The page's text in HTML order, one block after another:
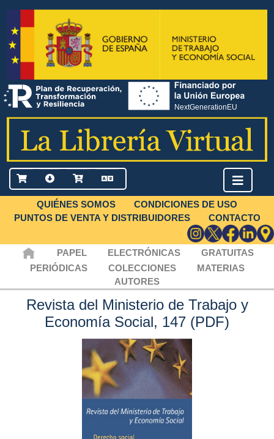
QUIÉNES SOMOS
CONDICIONES DE USO
PUNTOS DE VENTA Y DISTRIBUIDORES
CONTACTO
PAPEL ELECTRÓNICAS
GRATUITAS
PERIÓDICAS
COLECCIONES
MATERIAS
AUTORES
Revista del Ministerio de Trabajo y
Economía Social, 147 (PDF)